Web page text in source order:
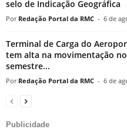
selo de Indicação Geográfica
Redação Portal da RMC - 6 de
Terminal de Carga do
tem alta na movimentação
semestre...
Redação Portal da RMC - 6 de
Publicidade